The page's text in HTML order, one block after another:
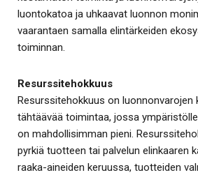
luontokatoa ja uhkaavat luonnon
vaarantaen samalla elintärkeiden
toiminnan.
Resurssitehokkuus
Resurssitehokkuus on luonnonvarojen
tähtäävää toimintaa, jossa
on mahdollisimman pieni.
pyrkiä tuotteen tai palvelun elinkaaren
raaka-aineiden keruussa, tuotteiden